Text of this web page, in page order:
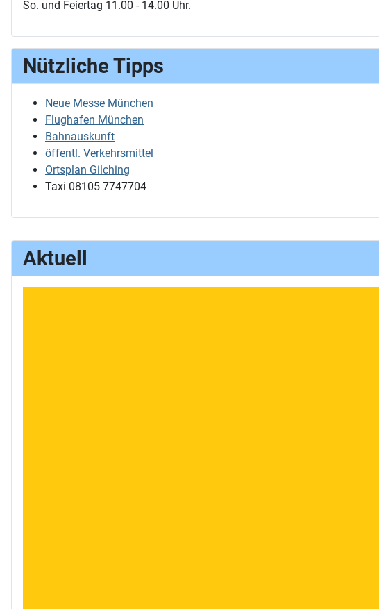
Aktuell
So. und Feiertag 11.00 - 14.00 Uhr.
Nützliche Tipps
Neue Messe München
Flughafen München
Bahnauskunft
öffentl. Verkehrsmittel
Ortsplan Gilching
Taxi 08105 7747704